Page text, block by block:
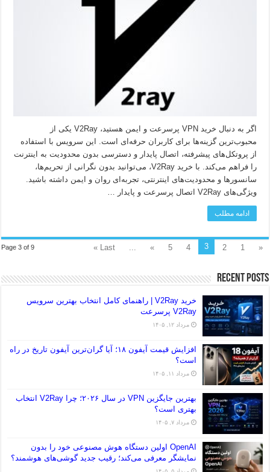
اگر به دنبال خرید VPN پرسرعت و ایمن هستید، V2Ray یکی از
محبوب‌ترین گزینه‌ها برای کاربران حرفه‌ای است. این سرویس با استفاده
از پروتکل‌های پیشرفته، اتصال پایدار و دسترسی بدون محدودیت به اینترنت
را فراهم می‌کند. با خرید V2Ray، می‌توانید بدون نگرانی از تحریم‌ها،
سانسورها و محدودیت‌های اینترنتی، تجربه‌ای روان و ایمن داشته باشید.
ویژگی‌های V2Ray اتصال پرسرعت و پایدار …
ادامه مطلب
Page 3 of 9 «
1
2
3
4
5
»
Last »
Recent Posts
خرید V2Ray | راهنمای کامل انتخاب بهترین سرویس
V2Ray پرسرعت
مرداد ۱۲, ۱۴۰۵
افزایش قیمت آیفون ۱۸؛ آیا گران‌ترین آیفون تاریخ در راه
است؟
مرداد ۱۱, ۱۴۰۵
بهترین جایگزین VPN در سال ۲۰۲۶؛ چرا V2Ray انتخاب
بهتری است؟
مرداد ۷, ۱۴۰۵
OpenAI اولین دستگاه هوش مصنوعی خود را بدون
نمایشگر معرفی می‌کند؛ رقیب جدید گوشی‌های هوشمند؟